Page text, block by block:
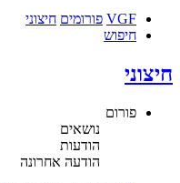
VGF פורומים חיצוני
חיפוש
חיצוני
פורום
נושאים
הודעות
הודעה אחרונה